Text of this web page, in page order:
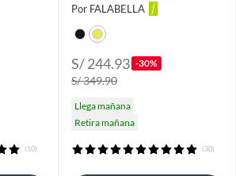
(10)
Por FALABELLA
S/ 244.93 -30%
S/ 349.90
Llega mañana
Retira mañana
(30)